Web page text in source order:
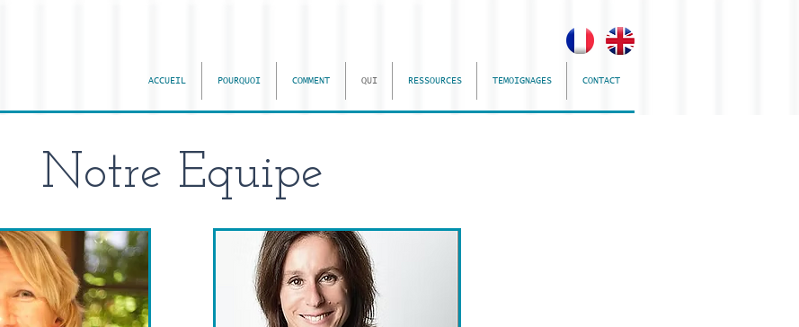
ACCUEIL POURQUOI COMMENT QUI RESSOURCES TEMOIGNAGES CONTACT
Notre Equipe